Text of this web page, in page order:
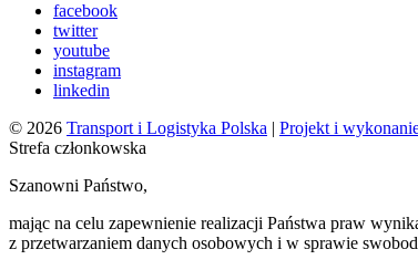
facebook
twitter
youtube
instagram
linkedin
© 2026 Transport i Logistyka Polska | Projekt i
Strefa członkowska
Szanowni Państwo,
mając na celu zapewnienie realizacji Państwa praw
z przetwarzaniem danych osobowych i w sprawie